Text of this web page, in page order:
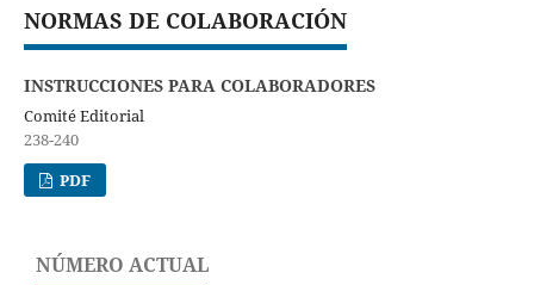
NORMAS DE COLABORACIÓN
INSTRUCCIONES PARA COLABORADORES
Comité Editorial
238-240
PDF
NÚMERO ACTUAL